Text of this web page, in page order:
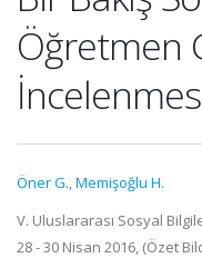
Öğretmen
Öner G.,Memişoğlu H.
V. Uluslararası Sosyal
28 - 30 Nisan 2016, (Özet